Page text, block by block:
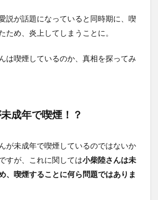
説が話題になっていると同時期に、喫
ため、炎上してしまうことに。
は喫煙しているのか、真相を探ってみ
成年で喫煙！？
が未成年で喫煙しているのではないか
すが、これに関しては小柴陸さんは未
、喫煙することに何ら問題ではありま